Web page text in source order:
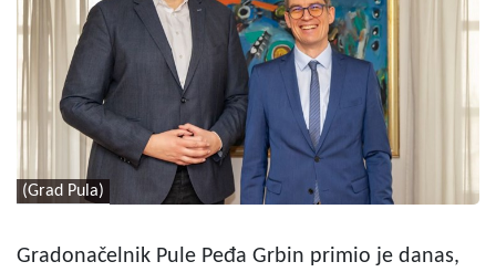
(Grad Pula)
Gradonačelnik Pule Peđa Grbin primio je danas,